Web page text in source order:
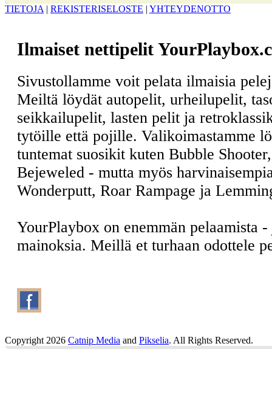
TIETOJA | REKISTERISELOSTE | YHTEYDENOTTO
Ilmaiset nettipelit
Sivustollamme voit pelata ilmaisia
Meiltä löydät autopelit, urheilupelit,
seikkailupelit, lasten pelit ja
tytöille että pojille. Valikoimastamme
tuntemat suosikit kuten Bubble
Bejeweled - mutta myös
Wonderputt, Roar Rampage ja
YourPlaybox on enemmän pelaamista
mainoksia. Meillä et turhaan odottele
Copyright 2026 Catnip Media and Pikselia. All Rights Reserved.